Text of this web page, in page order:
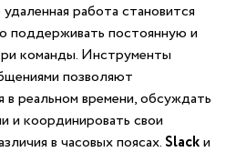
работа становится
поддерживать постоянную ⁤и
команды. Инструменты
позволяют‌
в реальном времени, обсуждать
и координировать свои
в часовых поясах. Slackи